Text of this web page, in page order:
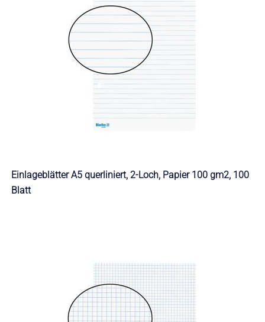
Einlageblätter A5 querliniert, 2-Loch, Papier 100 gm2, 100
Blatt